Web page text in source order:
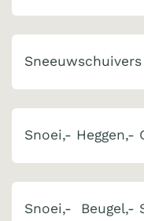
Sneeuwschuivers
Snoei,- Heggen,-
Snoei,- Beugel,-